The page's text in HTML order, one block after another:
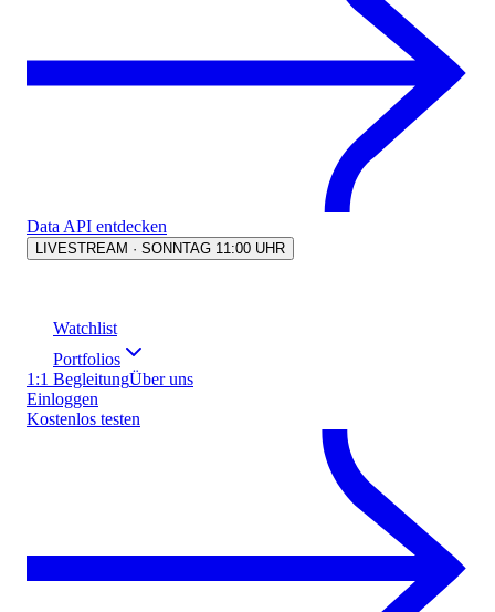
Data API entdecken
LIVESTREAM · SONNTAG 11:00 UHR
Watchlist
Portfolios
1:1 BegleitungÜber uns
Einloggen
Kostenlos testen